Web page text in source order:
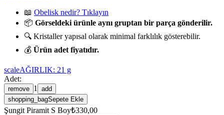
📖 Obelisk nedir? Tıklayın
📦 Görseldeki ürünle aynı gruptan bir parça gönderilir.
🔍 Kristaller yapısal olarak minimal farklılık gösterebilir.
💰 Ürün adet fiyatıdır.
scaleAĞIRLIK: 21 g
Adet:
remove 1
add
shopping_bagSepete Ekle
Şungit Piramit S Boy₺330,00